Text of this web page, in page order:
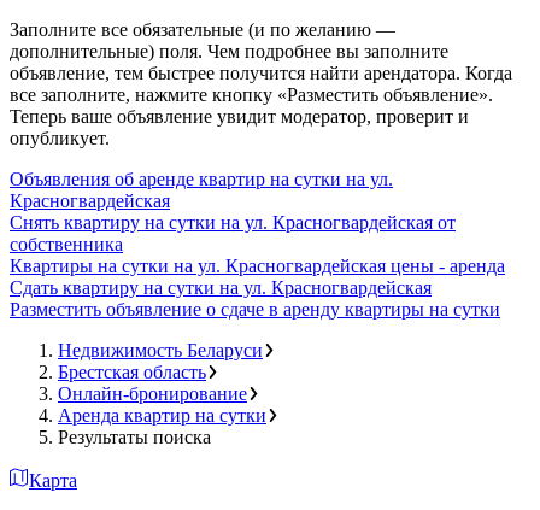
Заполните все обязательные (и по желанию —
дополнительные) поля. Чем подробнее вы заполните
объявление, тем быстрее получится найти арендатора. Когда
все заполните, нажмите кнопку «Разместить объявление».
Теперь ваше объявление увидит модератор, проверит и
опубликует.
Объявления об аренде квартир на сутки на ул.
Красногвардейская
Снять квартиру на сутки на ул. Красногвардейская от
собственника
Квартиры на сутки на ул. Красногвардейская цены - аренда
Сдать квартиру на сутки на ул. Красногвардейская
Разместить объявление о сдаче в аренду квартиры на сутки
Недвижимость Беларуси
Брестская область
Онлайн-бронирование
Аренда квартир на сутки
Результаты поиска
Карта